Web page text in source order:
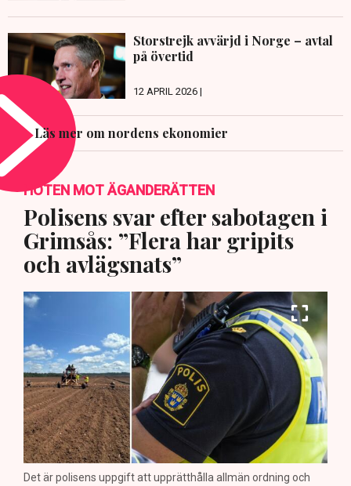
Storstrejk avvärjd i Norge – avtal
på övertid
12 APRIL 2026 |
Läs mer om nordens ekonomier
HOTEN MOT ÄGANDERÄTTEN
Polisens svar efter sabotagen i
Grimsås: ”Flera har gripits
och avlägsnats”
Det är polisens uppgift att upprätthålla allmän ordning och